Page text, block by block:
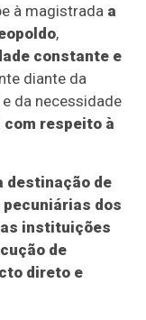
à magistrada a
,
constante e
diante da
da necessidade
respeito à
destinação de
dos
instituições
de
direto e